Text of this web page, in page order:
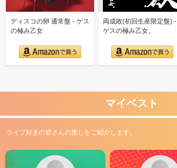
ディスコの卵 通常盤 - ゲス
の極み乙女
両成敗(初回生産限定盤) -
ゲスの極み乙女。
マイベスト
ライブ好きの皆さんの推しをご紹介します。